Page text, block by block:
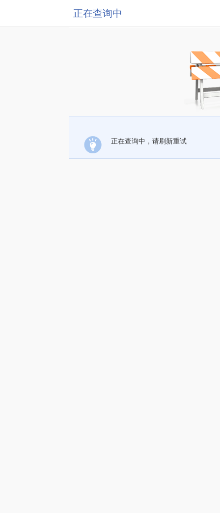
正在查询中
正在查询中，请刷新重试